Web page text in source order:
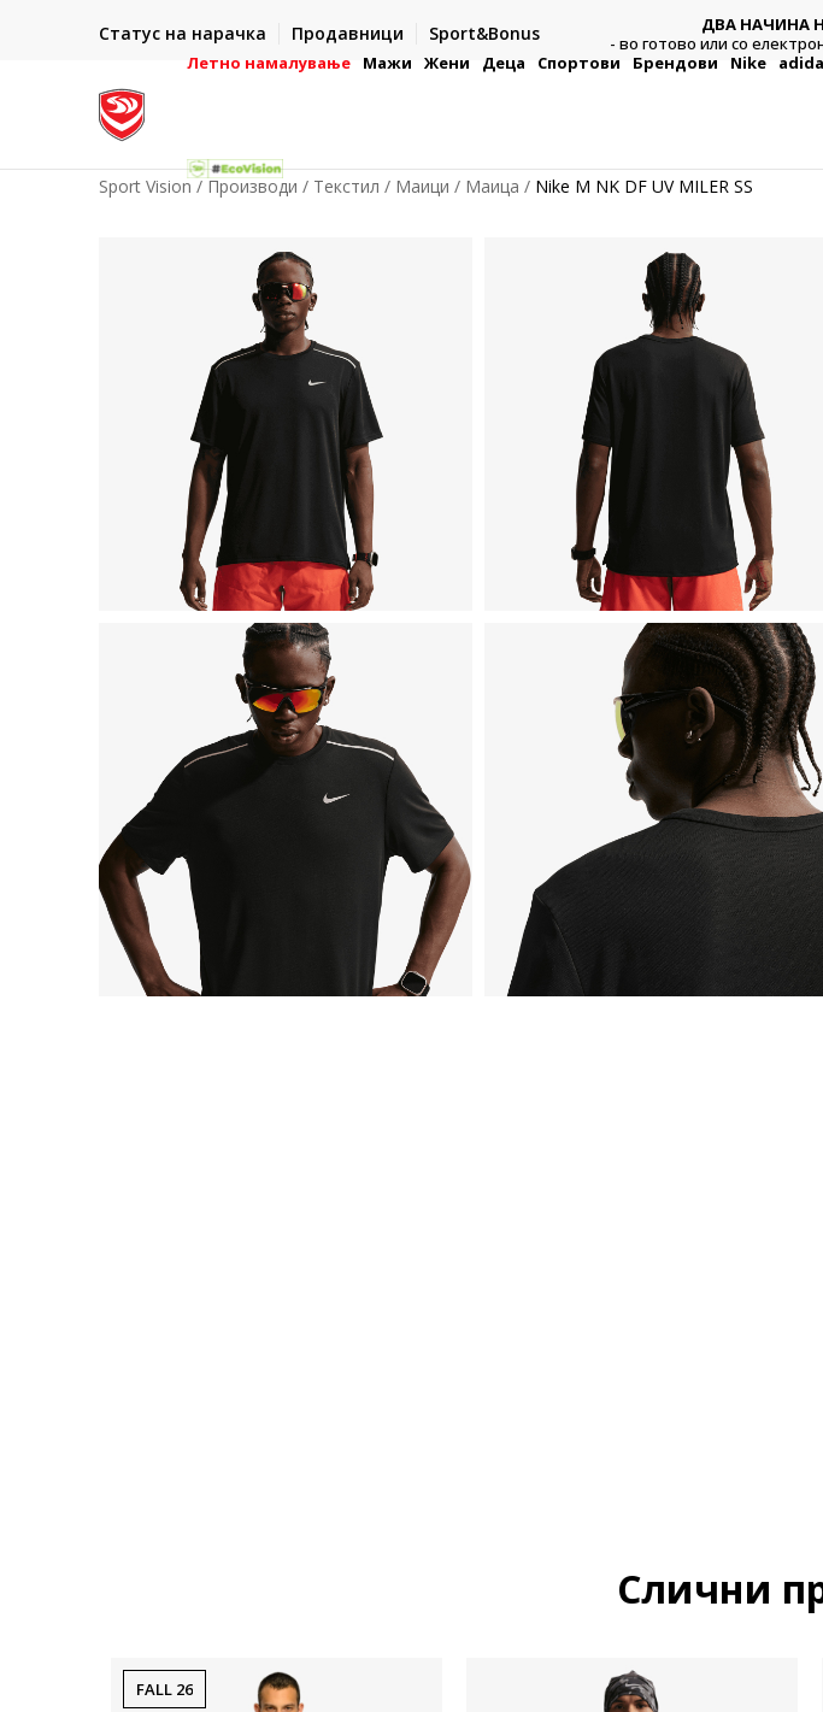
Статус на нарачка Продавници Sport&Bonus
- на сите нарачки во готово или со електронска платежна
ДВА НАЧИНА
- во готово или со
Летно намалување Мажи Жени Деца Спортови Брендови Nike
Sport Vision Производи Текстил Маици Маица Nike M NK DF UV MILER SS
Слични
FALL 26